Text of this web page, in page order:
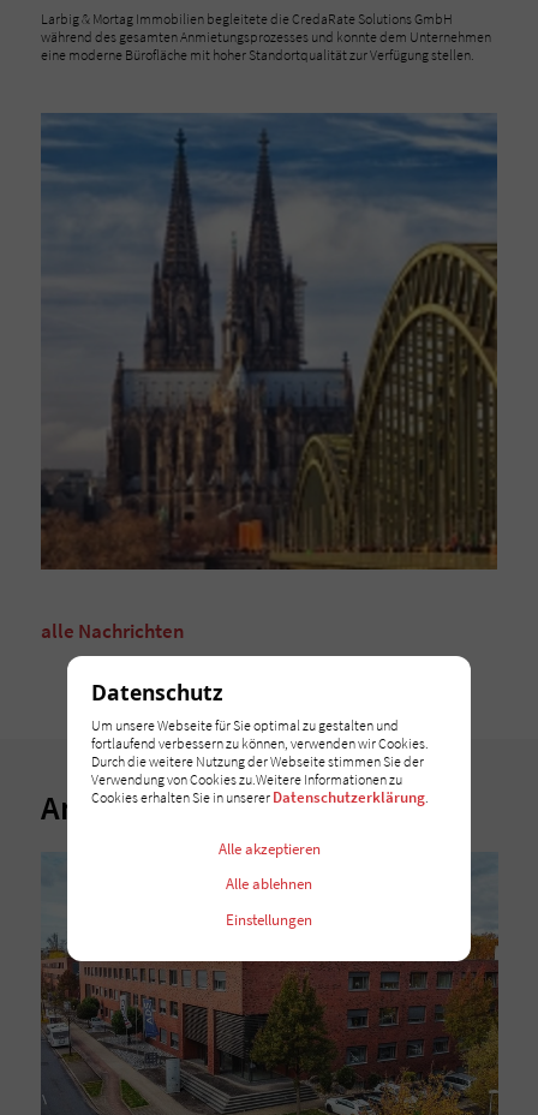
Larbig & Mortag Immobilien begleitete die CredaRate Solutions GmbH
während des gesamten Anmietungsprozesses und konnte dem Unternehmen
eine moderne Bürofläche mit hoher Standortqualität zur Verfügung stellen.
alle Nachrichten
Andere Nachrichten
Datenschutz
Um unsere Webseite für Sie optimal zu gestalten und
fortlaufend verbessern zu können, verwenden wir Cookies.
Durch die weitere Nutzung der Webseite stimmen Sie der
Verwendung von Cookies zu.Weitere Informationen zu
Cookies erhalten Sie in unserer Datenschutzerklärung
Einstellungen
Alle ablehnen
Alle akzeptieren